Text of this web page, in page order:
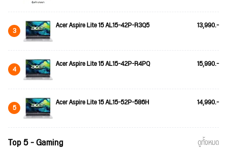
3 Acer Aspire Lite 15 AL15-42P-R3Q5 13,990.-
4 Acer Aspire Lite 15 AL15-42P-R4PQ 15,990.-
5 Acer Aspire Lite 15 AL15-52P-586H 14,990.-
Top 5 - Gaming ดูทั้งหมด